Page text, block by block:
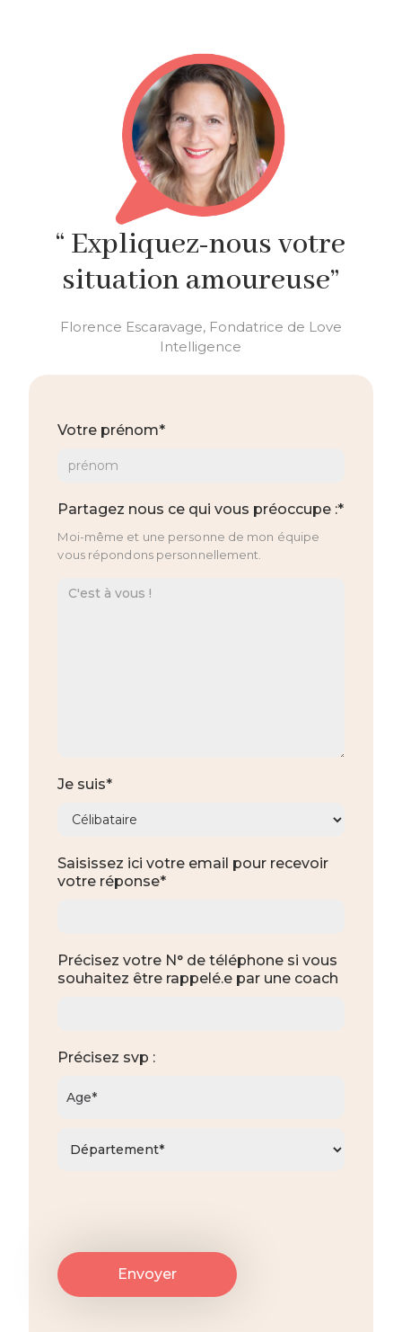
“ Expliquez-nous votre
situation amoureuse”
Florence Escaravage, Fondatrice de Love
Intelligence
Votre prénom*
Partagez nous ce qui vous préoccupe :*
Moi-même et une personne de mon équipe
vous répondons personnellement.
Je suis*
Saisissez ici votre email pour recevoir
votre réponse*
Précisez votre N° de téléphone si vous
souhaitez être rappelé.e par une coach
Précisez svp :